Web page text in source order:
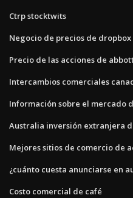
Ctrp stocktwits
Negocio de precios de dropbox
Precio de las acciones de
Intercambios comerciales
Información sobre el mercado
Australia inversión extranjera
Mejores sitios de comercio de
¿cuánto cuesta anunciarse en
Costo comercial de café